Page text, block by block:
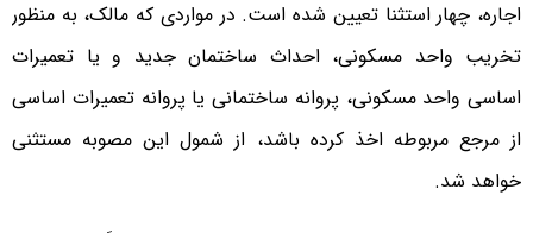
اجاره، چهار استثنا تعیین شده است. در مواردی که مالک، به منظور
تخریب واحد مسکونی، احداث ساختمان جدید و یا تعمیرات
اساسی واحد مسکونی، پروانه ساختمانی یا پروانه تعمیرات اساسی
از مرجع مربوطه اخذ کرده باشد، از شمول این مصوبه مستثنی
خواهد شد.